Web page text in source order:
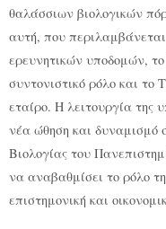
θαλάσσιων βιολογικών
αυτή, που
ερευνητικών υποδομών,
συντονιστικό ρόλο και το
εταίρο. Η λειτουργία της
νέα ώθηση και
Βιολογίας του
να αναβαθμίσει το ρόλο
επιστημονική και